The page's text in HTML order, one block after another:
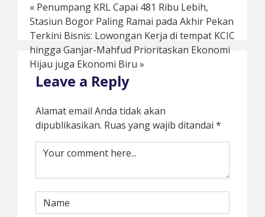
« Penumpang KRL Capai 481 Ribu Lebih,
Stasiun Bogor Paling Ramai pada Akhir Pekan
Terkini Bisnis: Lowongan Kerja di tempat KCIC
hingga Ganjar-Mahfud Prioritaskan Ekonomi
Hijau juga Ekonomi Biru »
Leave a Reply
Alamat email Anda tidak akan
dipublikasikan. Ruas yang wajib ditandai *